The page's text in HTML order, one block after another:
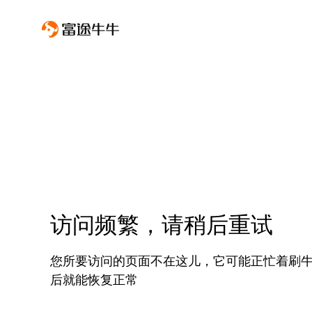
访问频繁，请稍后重试
您所要访问的页面不在这儿，它可能正忙着刷
后就能恢复正常